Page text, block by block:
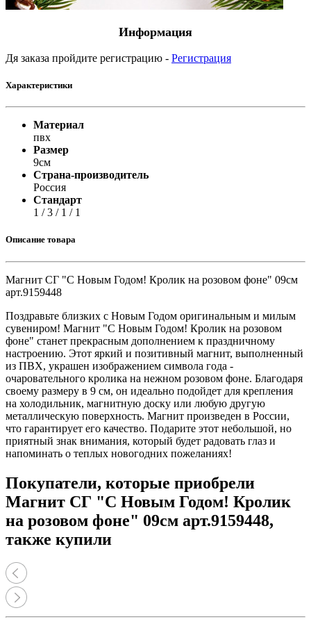
Информация
Дя заказа пройдите регистрацию - Регистрация
Характеристики
Материал
пвх
Размер
9см
Страна-производитель
Россия
Стандарт
1 / 3 / 1 / 1
Описание товара
Магнит СГ "С Новым Годом! Кролик на розовом фоне" 09см
арт.9159448
Поздравьте близких с Новым Годом оригинальным и милым
сувениром! Магнит "С Новым Годом! Кролик на розовом
фоне" станет прекрасным дополнением к праздничному
настроению. Этот яркий и позитивный магнит, выполненный
из ПВХ, украшен изображением символа года -
очаровательного кролика на нежном розовом фоне. Благодаря
своему размеру в 9 см, он идеально подойдет для крепления
на холодильник, магнитную доску или любую другую
металлическую поверхность. Магнит произведен в России,
что гарантирует его качество. Подарите этот небольшой, но
приятный знак внимания, который будет радовать глаз и
напоминать о теплых новогодних пожеланиях!
Покупатели, которые приобрели
Магнит СГ "С Новым Годом! Кролик
на розовом фоне" 09см арт.9159448,
также купили